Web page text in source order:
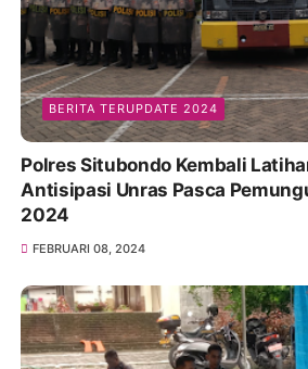
BERITA TERUPDATE 2024
Polres Situbondo Kembali
Antisipasi Unras Pasca
2024
FEBRUARI 08, 2024